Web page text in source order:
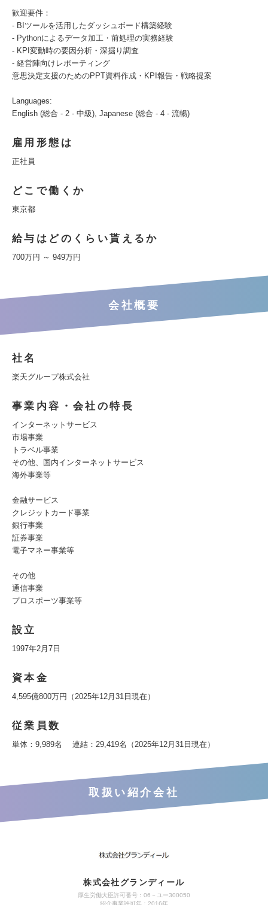
歓迎要件：
- BIツールを活用したダッシュボード構築経験
- Pythonによるデータ加工・前処理の実務経験
- KPI変動時の要因分析・深掘り調査
- 経営陣向けレポーティング
意思決定支援のためのPPT資料作成・KPI報告・戦略提案
Languages:
English (総合 - 2 - 中級), Japanese (総合 - 4 - 流暢)
雇用形態は
正社員
どこで働くか
東京都
給与はどのくらい貰えるか
700万円 ～ 949万円
会社概要
社名
楽天グループ株式会社
事業内容・会社の特長
インターネットサービス
市場事業
トラベル事業
その他、国内インターネットサービス
海外事業等
金融サービス
クレジットカード事業
銀行事業
証券事業
電子マネー事業等
その他
通信事業
プロスポーツ事業等
設立
1997年2月7日
資本金
4,595億800万円（2025年12月31日現在）
従業員数
単体：9,989名 連結：29,419名（2025年12月31日現在）
取扱い紹介会社
株式会社グランディール
厚生労働大臣許可番号：06－ユー300050
紹介事業許可年：2016年